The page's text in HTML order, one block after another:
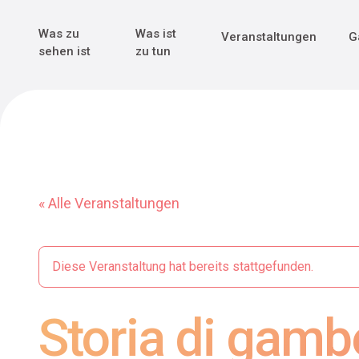
Main Navigation
Was zu
sehen ist
Was ist
zu tun
Veranstaltungen
« Alle Veranstaltungen
Diese Veranstaltung hat bereits stattgefunden.
Storia di